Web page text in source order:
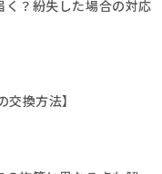
？紛失した場合の対応
換方法】